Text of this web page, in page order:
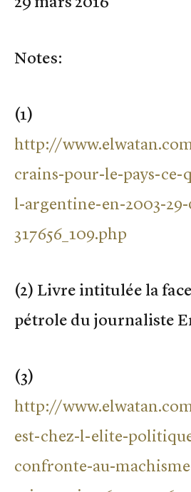
Notes:
(1)
http://
crains-pour-le-pays-ce-
l-argentine-en-2003-29-
317656_109.php
(2) Livre intitulée la
pétrole du journaliste
(3)
http://
est-chez-l-elite-
confronte-au-